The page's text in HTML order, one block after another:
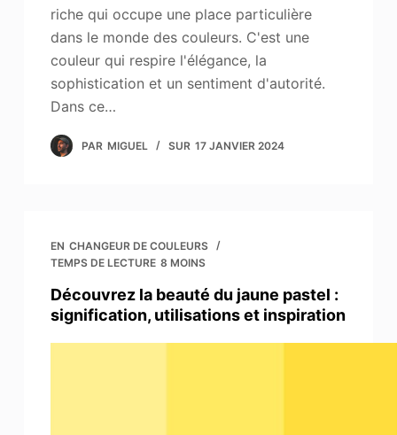
riche qui occupe une place particulière
dans le monde des couleurs. C'est une
couleur qui respire l'élégance, la
sophistication et un sentiment d'autorité.
Dans ce…
PAR MIGUEL SUR 17 JANVIER 2024
EN CHANGEUR DE COULEURS
TEMPS DE LECTURE 8 MOINS
Découvrez la beauté du jaune pastel :
signification, utilisations et inspiration